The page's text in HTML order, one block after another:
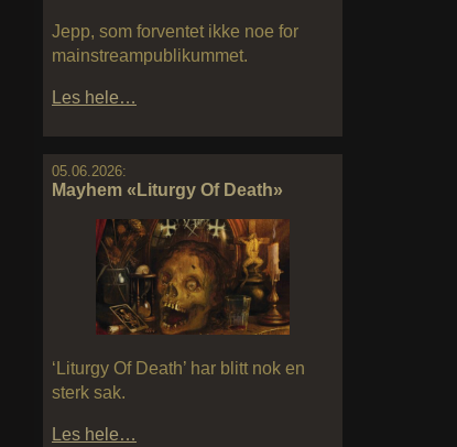
Jepp, som forventet ikke noe for
mainstreampublikummet.
Les hele…
05.06.2026:
Mayhem «Liturgy Of Death»
‘Liturgy Of Death’ har blitt nok en
sterk sak.
Les hele…